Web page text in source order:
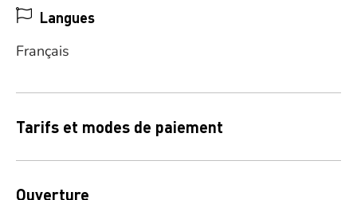
Langues
Français
Tarifs et modes de paiement
Ouverture